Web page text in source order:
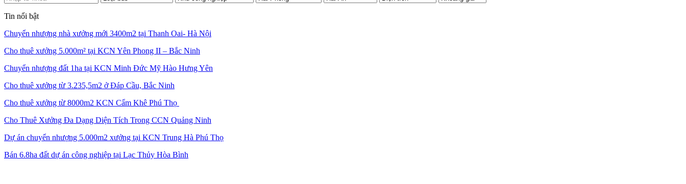
Tin nổi bật
Chuyển nhượng nhà xưởng mới 3400m2 tại Thanh Oai- Hà Nội
Cho thuê xưởng 5.000m² tại KCN Yên Phong II – Bắc Ninh
Chuyển nhượng đất 1ha tại KCN Minh Đức Mỹ Hào Hưng Yên
Cho thuê xưởng từ 3.235,5m2 ở Đáp Cầu, Bắc Ninh
Cho thuê xưởng từ 8000m2 KCN Cẩm Khê Phú Thọ
Cho Thuê Xưởng Đa Dạng Diện Tích Trong CCN Quảng Ninh
Dự án chuyển nhượng 5.000m2 xưởng tại KCN Trung Hà Phú Thọ
Bán 6.8ha đất dự án công nghiệp tại Lạc Thủy Hòa Bình